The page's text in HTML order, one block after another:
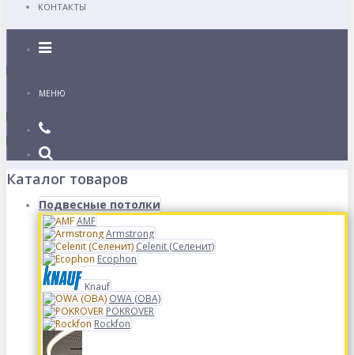
КОНТАКТЫ
Каталог
МЕНЮ
Каталог товаров
Подвесные потолки
AMF
Armstrong
Celenit (Селенит)
Ecophon
Knauf
OWA (ОВА)
POKROVER
Rockfon